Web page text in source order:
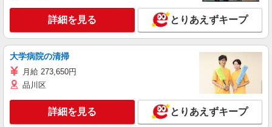
詳細を見る とりあえずキープ
大学病院の清掃
月給 273,650円
品川区
詳細を見る とりあえずキープ